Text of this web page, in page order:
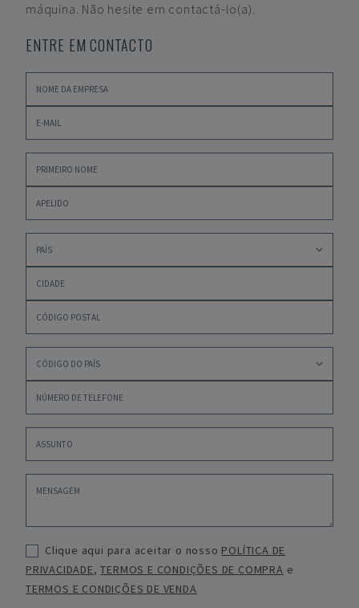
máquina. Não hesite em contactá-lo(a).
ENTRE EM CONTACTO
Clique aqui para aceitar o nosso POLÍTICA DE
PRIVACIDADE,TERMOS E CONDIÇÕES DE COMPRA e
TERMOS E CONDIÇÕES DE VENDA